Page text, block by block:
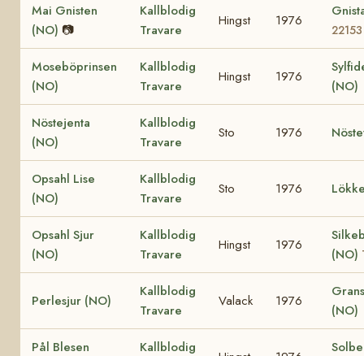
Mai Gnisten
(NO) 📷
Kallblodig
Travare
Hingst 1976
22153
Moseböprinsen
(NO)
Kallblodig
Travare
Hingst 1976
(NO)
Nöstejenta
(NO)
Kallblodig
Travare
Sto 1976
Opsahl Lise
(NO)
Kallblodig
Travare
Sto 1976
Opsahl Sjur
(NO)
Kallblodig
Travare
Hingst 1976
(NO)
Perlesjur (NO)
Kallblodig
Travare
Valack 1976
(NO)
Pål Blesen
Kallblodig